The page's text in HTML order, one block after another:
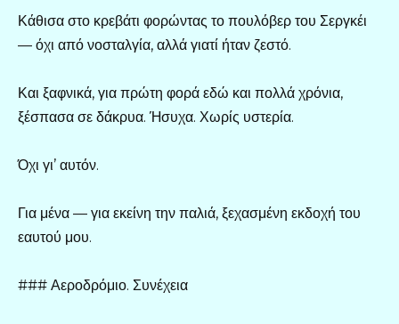
Κάθισα στο κρεβάτι φορώντας το πουλόβερ του Σεργκέι
— όχι από νοσταλγία, αλλά γιατί ήταν ζεστό.
Και ξαφνικά, για πρώτη φορά εδώ και πολλά χρόνια,
ξέσπασα σε δάκρυα. Ήσυχα. Χωρίς υστερία.
Όχι γι’ αυτόν.
Για μένα — για εκείνη την παλιά, ξεχασμένη εκδοχή του
εαυτού μου.
### Αεροδρόμιο. Συνέχεια